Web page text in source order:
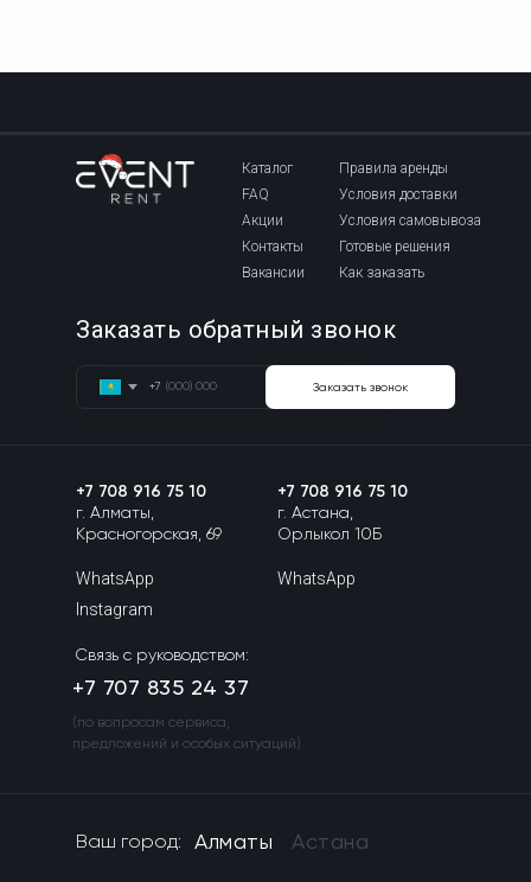
Каталог Правила аренды
Акции
Контакты
Условия доставки
FAQ
Как заказать
Заказать обратный звонок
+7 Заказать звонок
Instagram
WhatsApp
Готовые решения
Вакансии
Условия самовывоза
WhatsApp
(по вопросам сервиса,
предложений и особых ситуаций)
Связь с руководством:
Ваш город: Астана
+7 707 835 24 37
Алматы
+7 708 916 75 10
г. Алматы,
Красногорская, 69
+7 708 916 75 10
г. Астана,
Орлыкол 10Б